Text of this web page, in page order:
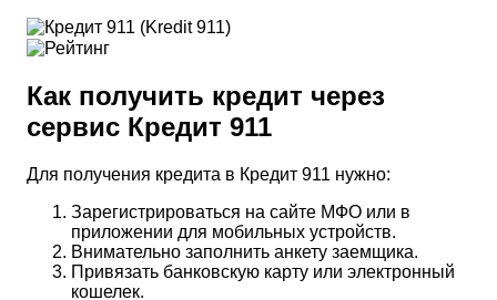
Как получить кредит через
сервис Кредит 911
Для получения кредита в Кредит 911 нужно:
Зарегистрироваться на сайте МФО или в
приложении для мобильных устройств.
Внимательно заполнить анкету заемщика.
Привязать банковскую карту или электронный
кошелек.